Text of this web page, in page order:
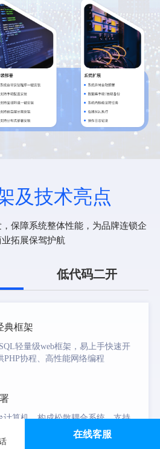
及技术亮点
保障系统整体性能，为品牌连锁企
拓展保驾护航
低代码二开
典框架
轻量级web框架，易上手快速开
PHP协程、高性能网络编程
计算机，构成松散耦合系统，支持
均衡，扩展能力强、可用度高、容
在线客服